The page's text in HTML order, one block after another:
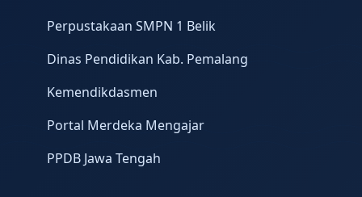
Perpustakaan SMPN 1 Belik
Dinas Pendidikan Kab. Pemalang
Kemendikdasmen
Portal Merdeka Mengajar
PPDB Jawa Tengah